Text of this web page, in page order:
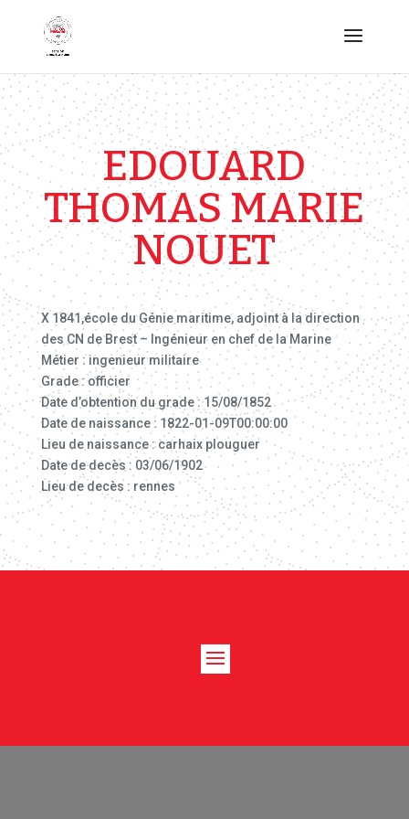
EDOUARD
THOMAS MARIE
NOUET
X 1841,école du Génie maritime, adjoint à la direction
des CN de Brest – Ingénieur en chef de la Marine
Métier : ingenieur militaire
Grade : officier
Date d’obtention du grade : 15/08/1852
Date de naissance : 1822-01-09T00:00:00
Lieu de naissance : carhaix plouguer
Date de decès : 03/06/1902
Lieu de decès : rennes